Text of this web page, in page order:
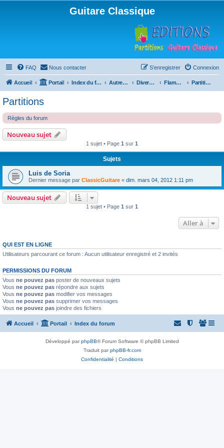
Guitare Classique
FAQ Nous contacter Connexion
S’enregistrer
Accueil Portail Index du forum Autres instruments à cordes pincées, ou styles Divers instruments Flamenco Partitions
Partitions
Règles du forum
Nouveau sujet
1 sujet • Page 1 sur 1
Sujets
Luis de Soria
Dernier message par ClassicGuitare « dim. mars 04, 2012 1:11 pm
Nouveau sujet
1 sujet • Page 1 sur 1
Aller à
QUI EST EN LIGNE
Utilisateurs parcourant ce forum : Aucun utilisateur enregistré et 2 invités
PERMISSIONS DU FORUM
Vous ne pouvez pas poster de nouveaux sujets
Vous ne pouvez pas répondre aux sujets
Vous ne pouvez pas modifier vos messages
Vous ne pouvez pas supprimer vos messages
Vous ne pouvez pas joindre des fichiers
Accueil Portail Index du forum
Développé parphpBB® Forum Software © phpBB Limited
Traduit parphpBB-fr.com
Confidentialité | Conditions